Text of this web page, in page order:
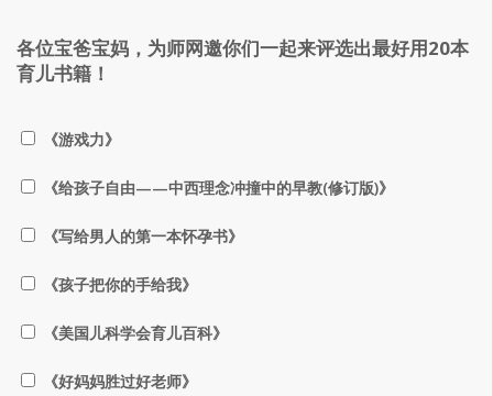
各位宝爸宝妈，为师网邀你们一起来评选出最好用20本
育儿书籍！
《游戏力》
《给孩子自由——中西理念冲撞中的早教(修订版)》
《写给男人的第一本怀孕书》
《孩子把你的手给我》
《美国儿科学会育儿百科》
《好妈妈胜过好老师》